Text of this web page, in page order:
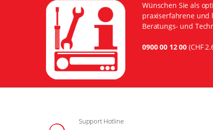
Wünschen Sie als
praxiserfahrene und
Beratungs- und
0900 00 12 00 (CHF
Support Hotline